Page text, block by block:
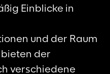
Einblicke in
und der Raum
der
verschiedene